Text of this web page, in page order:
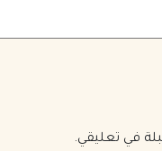
في تعليقي.